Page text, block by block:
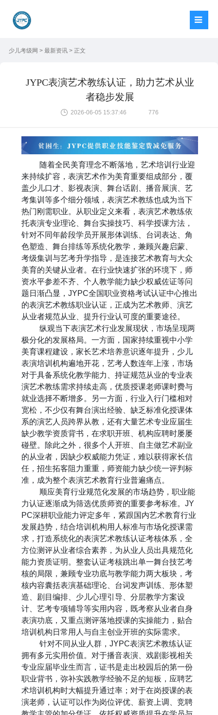
少儿考级网 > 最新资讯 > 正文
JYPC表演艺术教练认证，助力艺术从业
者稳步发展
2026-06-05 15:37:46 776
随着全民美育理念不断落地，艺术培训行业迎
来持续扩容，表演艺术作为美育重要组成部分，覆
盖少儿口才、影视表演、舞台话剧、播音展演、艺
考集训等多个细分领域，表演艺术教练也成为当下
热门刚需职业。从职业定义来看，表演艺术教练依
托表演专业理论、舞台实操技巧、科学授课方法，
针对不同年龄段学员开展形体训练、台词表达、角
色塑造、舞台排练等系统化教学，兼顾兴趣启蒙、
考级集训与艺考升学指导，是连接艺术教育与大众
美育的关键从业者。在行业快速扩张的环境下，师
资水平参差不齐、个人教学能力缺少权威佐证等问
题日渐凸显， JYPC全国职业资格考试认证中心推出
的表演艺术教练职业认证，正成为艺术教师、演艺
从业者规范从业、提升行业认可度的重要途径。
纵观当下表演艺术行业发展现状，市场呈现两
极分化的发展格局。一方面，国家持续重视中小学
美育课程建设，家长艺术培养意识逐年提升，少儿
表演培训机构遍地开花，艺考人数连年上涨，市场
对于具备系统化教学能力、持证规范从业的专业表
演艺术教练需求持续走高，优质授课老师课时费与
就业选择不断增多。另一方面，行业入行门槛相对
宽松，不少仅有舞台演出经验、缺乏标准化授课体
系的演艺人员跨界从教，还有大量艺术专业应届生
缺少教学资质背书，在求职开班、机构应聘时屡屡
碰壁。除此之外，很多个人开班、自主做艺术副业
的从业者，因缺少权威能力凭证，难以获得家长信
任，招生拓客阻力重重，师资能力缺少统一评判标
准，成为整个表演艺术教育行业普遍痛点。
顺应美育行业规范化发展的市场趋势，职业能
力认证逐渐成为筛选优质师资的重要参考标准。 JY
PC深耕职业能力评定多年，紧跟国内艺术教育行业
发展趋势，结合培训机构用人标准与市场化授课需
求，打造系统化的表演艺术教练认证考核体系，全
方位测评从业者综合素养，为从业人员出具规范化
能力资质证明。整套认证考核跳出单一舞台技艺考
核的局限，兼顾专业功底与教学能力两大板块，考
核内容囊括表演基础理论、台词发声训练、形体塑
造、剧目编排、少儿心理引导、分层教学方案设
计、艺考专项辅导等实用内容，既考察从业者自身
表演功底，又重点测评落地授课的实操能力，贴合
培训机构日常用人与自主创业开班的实际需求。
针对不同从业人群，JYPC表演艺术教练认证
拥有多元实用价值。对于播音表演、戏剧影视相关
专业应届毕业生而言，证书是走出校园后的第一份
职业背书，弥补实践教学经验不足的短板，应聘艺
术培训机构时大幅提升通过率；对于在岗授课的表
演老师，认证可以作为岗位评优、薪资上调、竞聘